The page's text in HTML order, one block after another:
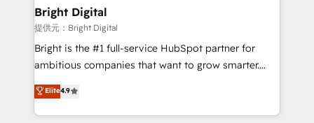
Partner 📆Founded in 1997
and chat agents, predictive automation, and smart
workflows • Salesforce + HubSpot integration •
RevOps and AI-driven sales enablement • Website
design and CMS development • ERP integration: SAP,
and CRM migration from any platform •
Client/member portals built on HubSpot • Custom
Bright Digital
提供元：Bright Digital
Bright is the #1 full-service HubSpot partner for
ambitious companies that want to grow smarter.
From HubSpot onboarding, to training, from
developing a new website to lead generation and
digital marketing; we do it all (and with great
Elite4.9